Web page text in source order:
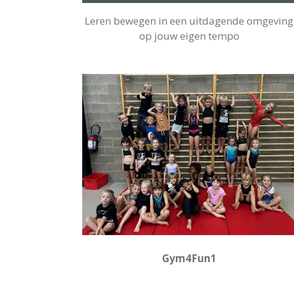
Leren bewegen in een uitdagende omgeving
op jouw eigen tempo
Gym4Fun1